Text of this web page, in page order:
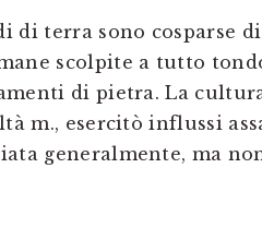
di terra sono cosparse
scolpite a tutto
di pietra. La
m., esercitò influssi
generalmente, ma